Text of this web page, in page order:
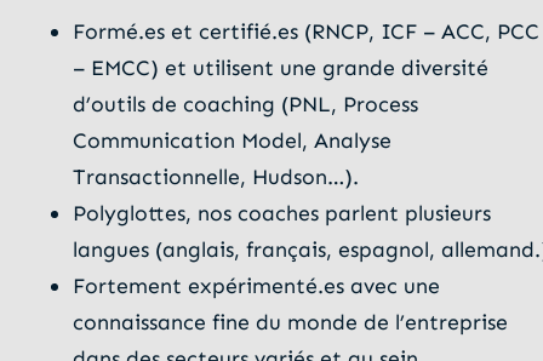
Formé.es et certifié.es (RNCP, ICF – ACC, PCC
– EMCC) et utilisent une grande diversité
d’outils de coaching (PNL, Process
Communication Model, Analyse
Transactionnelle, Hudson…).
Polyglottes, nos coaches parlent plusieurs
langues (anglais, français, espagnol,
Fortement expérimenté.es avec une
connaissance fine du monde de l’entreprise